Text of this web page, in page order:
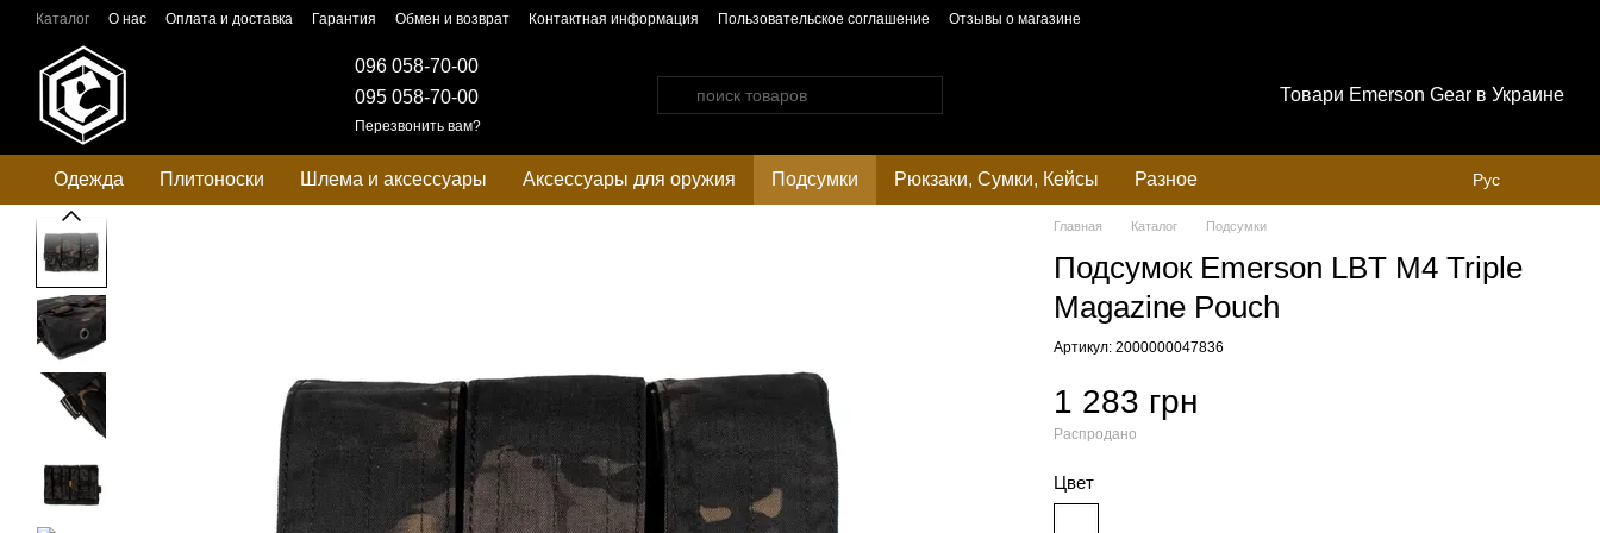
Перейти к основному контенту
Каталог О нас Оплата и доставка Гарантия Обмен и возврат Контактная информация Пользовательское соглашение Отзывы о магазине
096 058-70-00
095 058-70-00
Перезвонить вам?
Товари Emerson Gear в Украине
Одежда Плитоноски Шлема и аксессуары Аксессуары для оружия Подсумки Рюкзаки, Сумки, Кейсы Разное Рус
Главная Каталог Подсумки
Подсумок Emerson LBT M4 Triple
Magazine Pouch
Артикул: 2000000047836
1 283 грн
Распродано
Цвет